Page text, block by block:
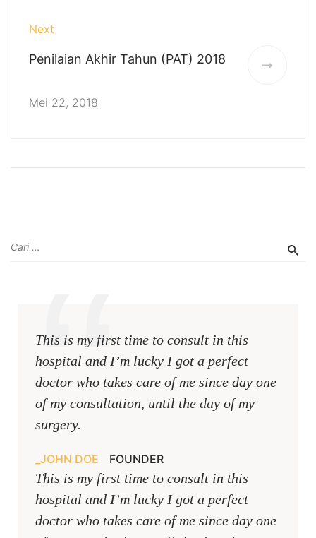
Next
Penilaian Akhir Tahun (PAT) 2018
Mei 22, 2018
This is my first time to consult in this
hospital and I’m lucky I got a perfect
doctor who takes care of me since day one
of my consultation, until the day of my
surgery.
JOHN DOE FOUNDER
This is my first time to consult in this
hospital and I’m lucky I got a perfect
doctor who takes care of me since day one